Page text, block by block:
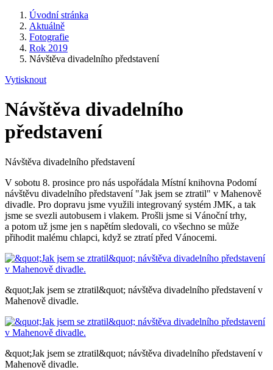
Úvodní stránka
Aktuálně
Fotografie
Rok 2019
Návštěva divadelního představení
Vytisknout
Návštěva divadelního
představení
Návštěva divadelního představení
V sobotu 8. prosince pro nás uspořádala Místní knihovna Podomí
návštěvu divadelního představení "Jak jsem se ztratil" v Mahenově
divadle. Pro dopravu jsme využili integrovaný systém JMK, a tak
jsme se svezli autobusem i vlakem. Prošli jsme si Vánoční trhy,
a potom už jsme jen s napětím sledovali, co všechno se může
přihodit malému chlapci, když se ztratí před Vánocemi.
&quot;Jak jsem se ztratil&quot; návštěva divadelního představení v
Mahenově divadle.
&quot;Jak jsem se ztratil&quot; návštěva divadelního představení v
Mahenově divadle.